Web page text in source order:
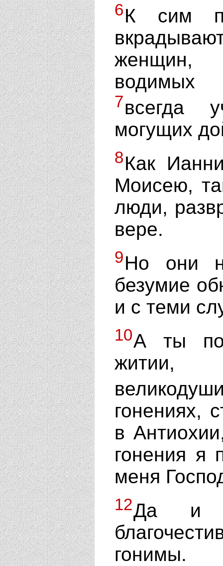
6К сим
женщин,
водимых
7всегда
могущих
8Как
Моисею,
люди,
вере.
9Но они
безумие
и с теми
10А ты
житии,
гонениях,
в
гонения я
меня
12Да и
гонимы.